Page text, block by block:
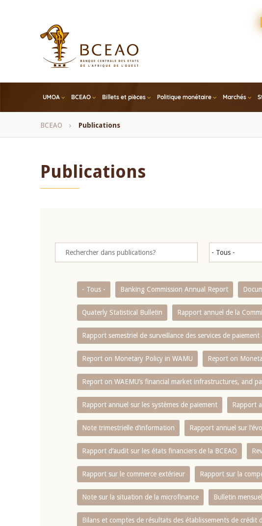
UMOA BCEAO Billets et pièces Politique monétaire Marchés
Fil
BCEAO Publications
Publications
- Tous - Banking Commission Annual Report
Quaterly Statistical Bulletin Rapport annuel de la
Rapport semestriel de surveillance des services de
Report on Monetary Policy in WAMU Report on
Report on WAEMU’s financial market infrastructures, and
Rapport annuel sur les systèmes de paiement Rapport
Note trimestrielle d‘information Rapport annuel sur
Rapport d‘audit sur les états financiers de la BCEAO
Rapport sur le commerce extérieur Rapport sur la
Note sur la situation de la microfinance Bulletin
Bilans et comptes de résultats des établissements de crédit